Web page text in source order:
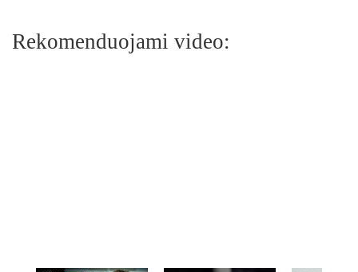
Rekomenduojami video: